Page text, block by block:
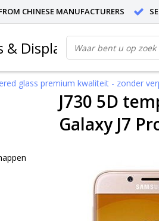
CHINESE MANUFACTURERS
Displays
glass premium kwaliteit - zonder
J730 5D
Galaxy J7